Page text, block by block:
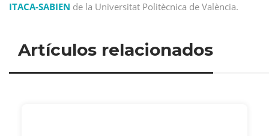
ITACA-SABIEN de la Universitat Politècnica de València.
Artículos relacionados